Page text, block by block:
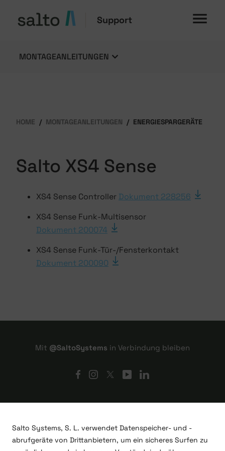
Support
MONTAGEANLEITUNGEN
HOME MONTAGEANLEITUNGEN ENERGIESPARGERÄTE
Salto XS4 Sense
XS4 Sense Controller Dokument 228256
XS4 Sense Funk-Multisensor
Dokument 200074
XS4 Sense Funk-Tür-/Fensterkontakt
Dokument 200090
Mit @SaltoSystems in Verbindung bleiben
Salto Systems, S. L. verwendet Datenspeicher- und -
abrufgeräte von Drittanbietern, um ein sicheres Surfen zu